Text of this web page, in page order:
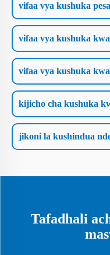
vifaa vya kushuka
vifaa vya kushuka
vifaa vya kushuka
kijicho cha kushuka
jikoni la kushindua
Tafadhali